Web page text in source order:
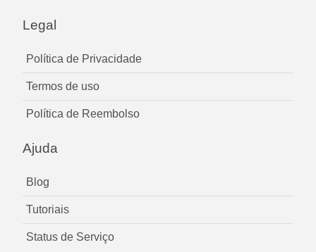
Legal
Política de Privacidade
Termos de uso
Política de Reembolso
Ajuda
Blog
Tutoriais
Status de Serviço